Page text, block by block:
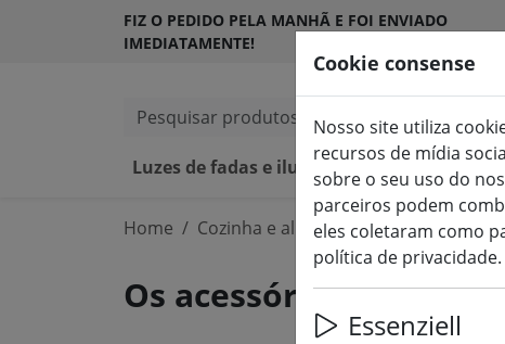
FIZ O PEDIDO PELA MANHÃ E FOI ENVIADO
IMEDIATAMENTE!
Pesquisar produtos
Luzes de fadas e iluminação
Velas
Home Cozinha e alimentação
Os acessórios de
Cookie consense
Nosso site utiliza
recursos de mídia
sobre o seu uso do
parceiros podem
eles coletaram como
política de privacidade.
Essenziell